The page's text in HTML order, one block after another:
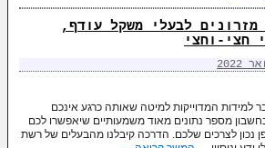
לבעלי משקל עודף,
חצי-וחצי
למידות המדוייקות למיטה שאותה כרגע אינכם
מספר נתונים מאוד משמעותיים שיאפשרו לכם
נכון לצרכים שלכם. הדרכה קיבלנו מהבעלים של רשת